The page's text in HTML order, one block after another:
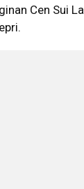
Cen Sui